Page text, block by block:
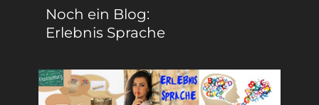
Noch ein Blog:
Erlebnis Sprache